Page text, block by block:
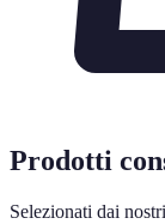
Prodotti
Selezionati dai